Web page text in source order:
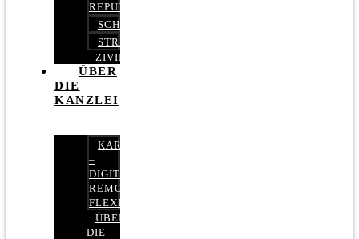
REPUTATIONSMANAGEMENT
SCHUFARECHT
STRAFRECHT
ZIVILRECHT
ÜBER
DIE
KANZLEI
KARRIERE
–
DIGITAL,
REMOTE,
FLEXIBEL
ÜBER
DIE